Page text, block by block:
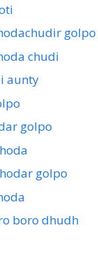
golpo
chudi
aunty
golpo
golpo
boro dhudh